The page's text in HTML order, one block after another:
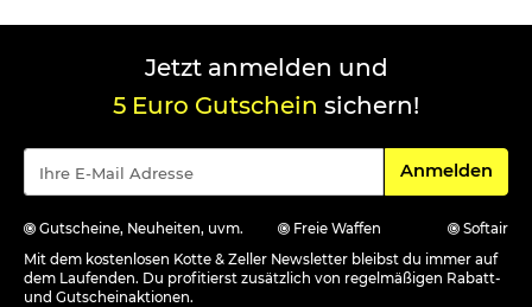
Jetzt anmelden und
5 Euro Gutschein sichern!
Für den
Anmelden
Gutscheine, Neuheiten, uvm. Freie Waffen
Softair
Mit dem kostenlosen Kotte & Zeller Newsletter bleibst du immer auf
dem Laufenden. Du profitierst zusätzlich von regelmäßigen Rabatt-
und Gutscheinaktionen.